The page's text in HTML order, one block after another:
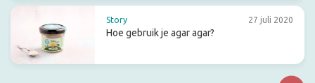
Story 27 juli 2020
Hoe gebruik je agar agar?